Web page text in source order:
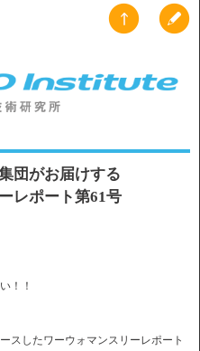
団がお届けする
レポート第61号
！！
スしたワーウォマンスリーレポート